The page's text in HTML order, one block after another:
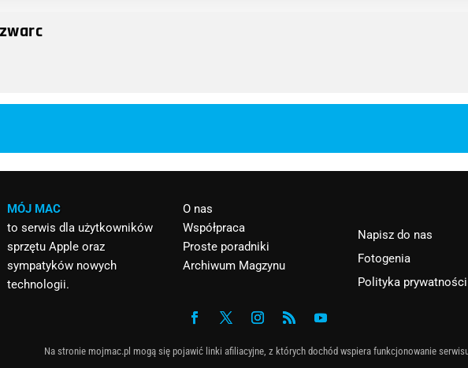
MÓJ MAC
to serwis dla użytkowników
sprzętu Apple oraz
sympatyków nowych
technologii.
O nas
Współpraca
Proste poradniki
Archiwum Magzynu
Napisz do nas
Fotogenia
Polityka prywatności
Na stronie mojmac.pl mogą się pojawić linki afiliacyjne, z których dochód wspiera funkcjonowanie